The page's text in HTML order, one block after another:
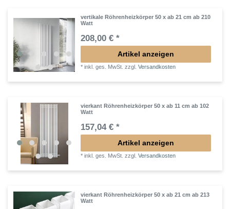
vertikale Röhrenheizkörper 50 x ab 21 cm ab 210
Watt
208,00 € *
Artikel anzeigen
*inkl. ges. MwSt. zzgl.Versandkosten
vierkant Röhrenheizkörper 50 x ab 11 cm ab 102
Watt
157,04 € *
Artikel anzeigen
*inkl. ges. MwSt. zzgl.Versandkosten
vierkant Röhrenheizkörper 50 x ab 21 cm ab 213
Watt